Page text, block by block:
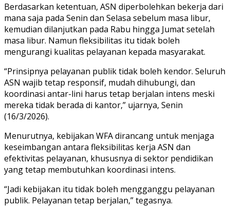
Berdasarkan ketentuan, ASN diperbolehkan bekerja dari
mana saja pada Senin dan Selasa sebelum masa libur,
kemudian dilanjutkan pada Rabu hingga Jumat setelah
masa libur. Namun fleksibilitas itu tidak boleh
mengurangi kualitas pelayanan kepada masyarakat.
“Prinsipnya pelayanan publik tidak boleh kendor. Seluruh
ASN wajib tetap responsif, mudah dihubungi, dan
koordinasi antar-lini harus tetap berjalan intens meski
mereka tidak berada di kantor,” ujarnya, Senin
(16/3/2026).
Menurutnya, kebijakan WFA dirancang untuk menjaga
keseimbangan antara fleksibilitas kerja ASN dan
efektivitas pelayanan, khususnya di sektor pendidikan
yang tetap membutuhkan koordinasi intens.
“Jadi kebijakan itu tidak boleh mengganggu pelayanan
publik. Pelayanan tetap berjalan,” tegasnya.